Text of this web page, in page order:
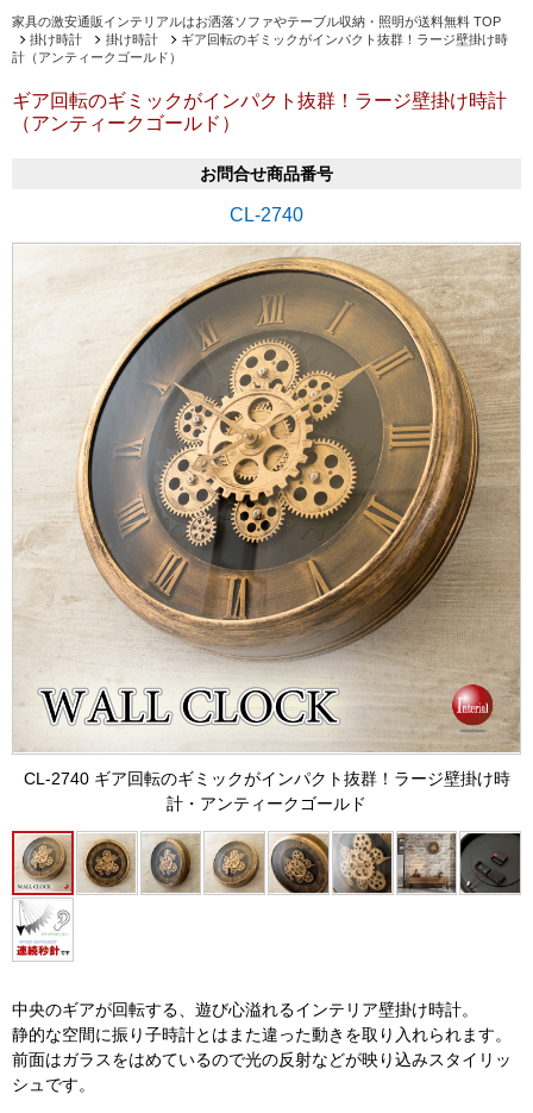
家具の激安通販インテリアルはお洒落ソファやテーブル収納・照明が送料無料 TOP
掛け時計
掛け時計
ギア回転のギミックがインパクト抜群！ラージ壁掛け時
計（アンティークゴールド）
ギア回転のギミックがインパクト抜群！ラージ壁掛け時計
（アンティークゴールド）
お問合せ商品番号
CL-2740
CL-2740 ギア回転のギミックがインパクト抜群！ラージ壁掛け時
計・アンティークゴールド
中央のギアが回転する、遊び心溢れるインテリア壁掛け時計。
静的な空間に振り子時計とはまた違った動きを取り入れられます。
前面はガラスをはめているので光の反射などが映り込みスタイリッ
シュです。